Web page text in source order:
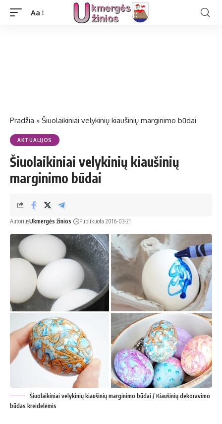
Aa
Pradžia » Šiuolaikiniai velykinių kiaušinių marginimo būdai
AKTUALIJOS
Šiuolaikiniai velykinių kiaušinių
marginimo būdai
AutoriusUkmergės žinios Publikuota 2016-03-21
Šiuolaikiniai velykinių kiaušinių marginimo būdai / Kiaušinių dekoravimo
būdas kreidelėmis